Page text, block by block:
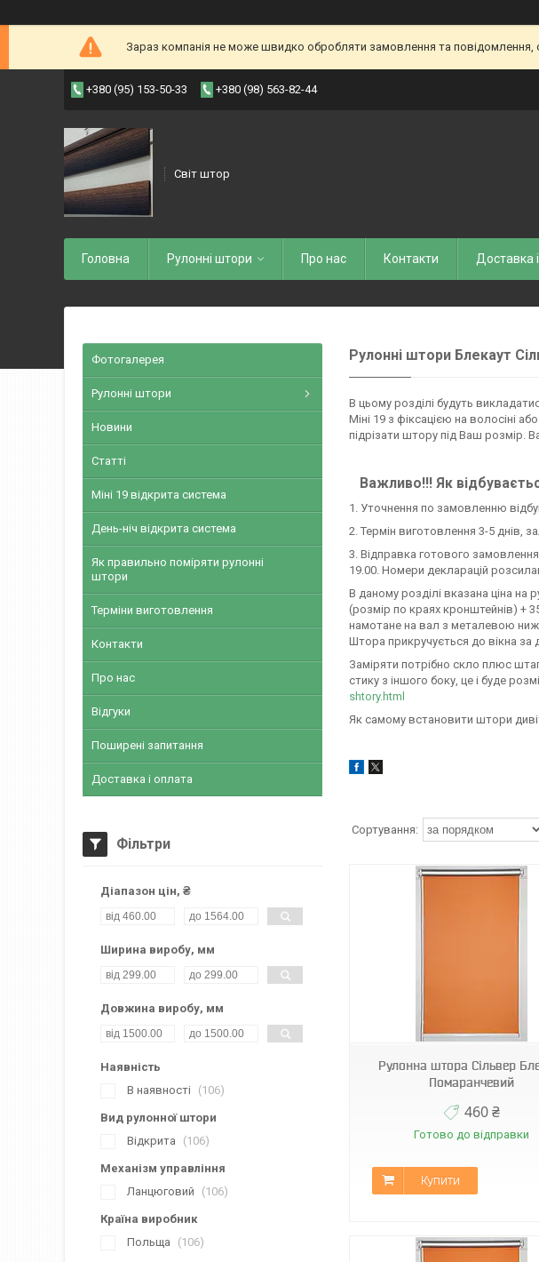
Зараз компанія не може швидко обробляти замовлення та повідомлення,
+380 (95) 153-50-33 +380 (98) 563-82-44
Світ штор
Головна Рулоннi штори Про нас Контакти Доставка
Рулонні штори Блекаут
В цьому розділі будуть
Міні 19 з фіксацією на волосіні
підрізати штору під Ваш розмір.
Важливо!!! Як
1. Уточнення по замовленню
2. Термін виготовлення 3-5 днів,
3. Відправка готового
19.00. Номери декларацій
В даному розділі вказана ціна на
(розмір по краях кронштейнів) +
намотане на вал з металевою
Штора прикручується до вікна за
Заміряти потрібно скло плюс
стику з іншого боку, це і буде
shtory.html
Як самому встановити штори
Н-060
Рулонна штора Сільвер
Помаранчевий
460 ₴
Готово до відправки
Купити
Фотогалерея
Рулонні штори
Новини
Статті
Міні 19 відкрита система
День-ніч відкрита система
Як правильно поміряти рулонні
штори
Терміни виготовлення
Контакти
Про нас
Відгуки
Поширені запитання
Доставка і оплата
Фільтри
Діапазон цін, ₴
Ширина виробу, мм
Довжина виробу, мм
Наявність
В наявності
106
Вид рулонної штори
Відкрита
106
Механізм управління
Ланцюговий
106
Країна виробник
Польща
106